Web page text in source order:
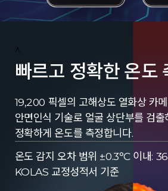
^
빠르고 정확한 온도
19,200 픽셀의 고해상도 열화상 카
안면인식 기술로 얼굴 상단부를 검출
정확하게 온도를 측정합니다.
온도 감지 오차 범위 ±0.3°C 이내:
KOLAS 교정성적서 기준